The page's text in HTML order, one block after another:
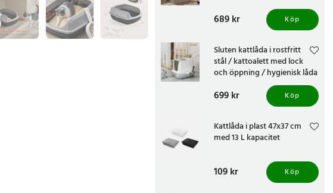
Pris: 689 kr
689 kr Köp
Sluten kattlåda i rostfritt
stål / kattoalett med lock
och öppning / hygienisk låda
Pris:699 kr
699 kr Köp
Kattlåda i plast 47x37 cm
med 13 L kapacitet
Pris :109 kr
109 kr Köp